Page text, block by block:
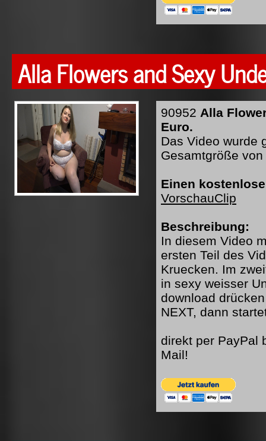
Alla Flowers and Sexy
90952 Alla
Euro.
Das Video wurde
Gesamtgröße
Einen
VorschauClip
Beschreibung:
In diesem Video
ersten Teil des
Kruecken. Im
in sexy weisser
download
NEXT, dann
direkt per PayPal
Mail!